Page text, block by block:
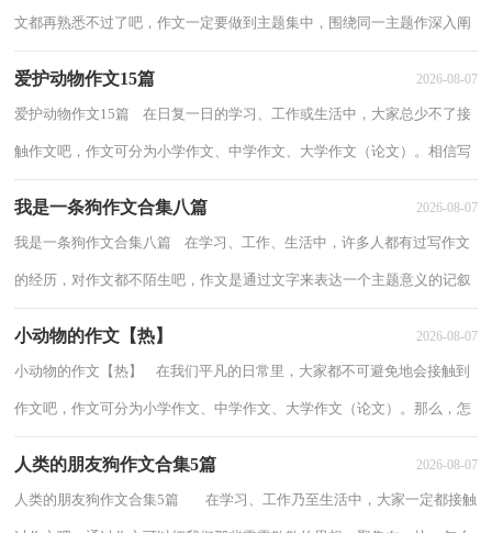
文都再熟悉不过了吧，作文一定要做到主题集中，围绕同一主题作深入阐
爱护动物作文15篇 2026-08-07
爱护动物作文15篇 在日复一日的学习、工作或生活中，大家总少不了接
触作文吧，作文可分为小学作文、中学作文、大学作文（论文）。相信写
我是一条狗作文合集八篇 2026-08-07
我是一条狗作文合集八篇 在学习、工作、生活中，许多人都有过写作文
的经历，对作文都不陌生吧，作文是通过文字来表达一个主题意义的记叙
小动物的作文【热】 2026-08-07
小动物的作文【热】 在我们平凡的日常里，大家都不可避免地会接触到
作文吧，作文可分为小学作文、中学作文、大学作文（论文）。那么，怎
人类的朋友狗作文合集5篇 2026-08-07
人类的朋友狗作文合集5篇 在学习、工作乃至生活中，大家一定都接触